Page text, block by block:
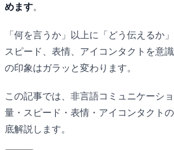
めます。
「何を言うか」以上に「どう伝えるか
スピード、表情、アイコンタクトを意
の印象はガラッと変わります。
この記事では、非言語コミュニケーシ
量・スピード・表情・アイコンタクト
底解説します。